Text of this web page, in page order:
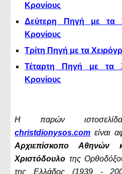
Κρονίους
Δεύτερη Πηγή με τα
Κρονίους
Τρίτη Πηγή με τα
Τέταρτη Πηγή με τα
Κρονίους
Η παρών
christdionysos.com είναι
Αρχιεπίσκοπο Αθηνών
Χριστόδουλο της
της Ελλάδος (1939 -